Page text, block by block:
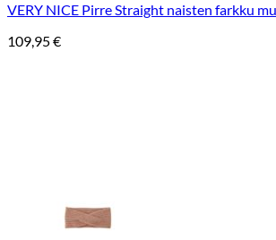
VERY NICE Pirre Straight naisten farkku
109,95€